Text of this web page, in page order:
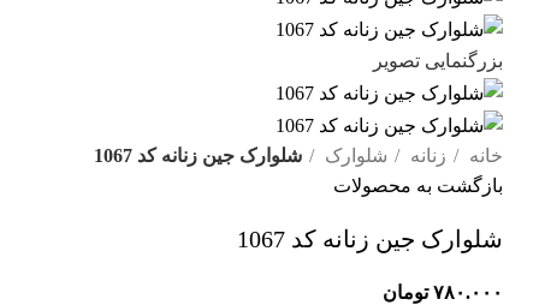
بزرگنمایی تصویر
خانه زنانه شلوارک
شلوارک جین زنانه کد 1067
بازگشت به محصولات
شلوارک جین زنانه کد 1067
۷۸۰.۰۰۰ تومان